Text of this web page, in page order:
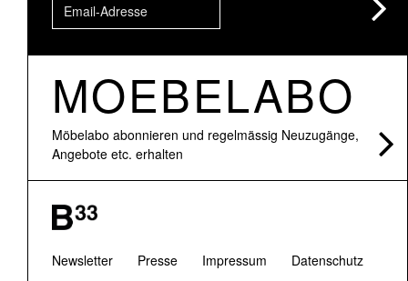
MOEBELABO
Möbelabo abonnieren und regelmässig Neuzugänge,
Angebote etc. erhalten
Newsletter Presse Impressum Datenschutz